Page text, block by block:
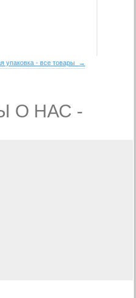
упаковка - все товары →
О НАС -